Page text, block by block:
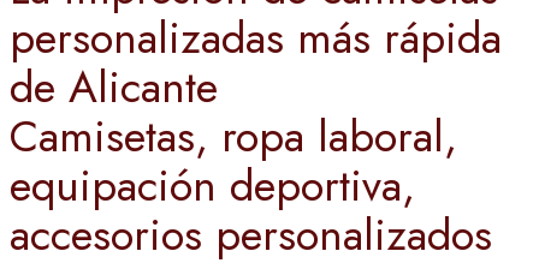
personalizadas más rápida
de Alicante
Camisetas, ropa laboral,
equipación deportiva,
accesorios personalizados